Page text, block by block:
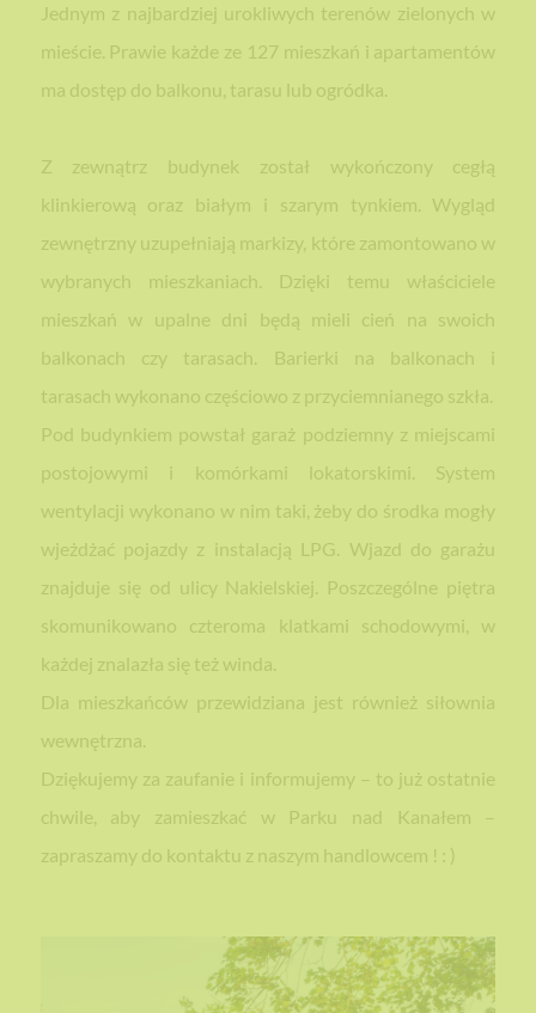
Jednym z najbardziej urokliwych terenów zielonych w
mieście. Prawie każde ze 127 mieszkań i apartamentów
ma dostęp do balkonu, tarasu lub ogródka.
Z zewnątrz budynek został wykończony cegłą
klinkierową oraz białym i szarym tynkiem. Wygląd
zewnętrzny uzupełniają markizy, które zamontowano w
wybranych mieszkaniach. Dzięki temu właściciele
mieszkań w upalne dni będą mieli cień na swoich
balkonach czy tarasach. Barierki na balkonach i
tarasach wykonano częściowo z przyciemnianego szkła.
Pod budynkiem powstał garaż podziemny z miejscami
postojowymi i komórkami lokatorskimi. System
wentylacji wykonano w nim taki, żeby do środka mogły
wjeżdżać pojazdy z instalacją LPG. Wjazd do garażu
znajduje się od ulicy Nakielskiej. Poszczególne piętra
skomunikowano czteroma klatkami schodowymi, w
każdej znalazła się też winda.
Dla mieszkańców przewidziana jest również siłownia
wewnętrzna.
Dziękujemy za zaufanie i informujemy – to już ostatnie
chwile, aby zamieszkać w Parku nad Kanałem –
zapraszamy do kontaktu z naszym handlowcem ! : )